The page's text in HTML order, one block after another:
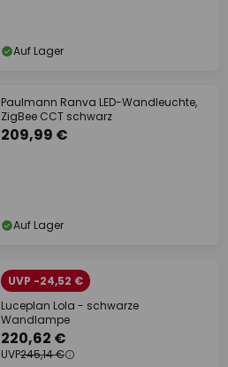
Auf Lager
Paulmann Ranva LED-Wandleuchte,
ZigBee CCT schwarz
209,99 €
Auf Lager
UVP -24,52 €
Luceplan Lola - schwarze
Wandlampe
220,62 €
UVP245,14 €